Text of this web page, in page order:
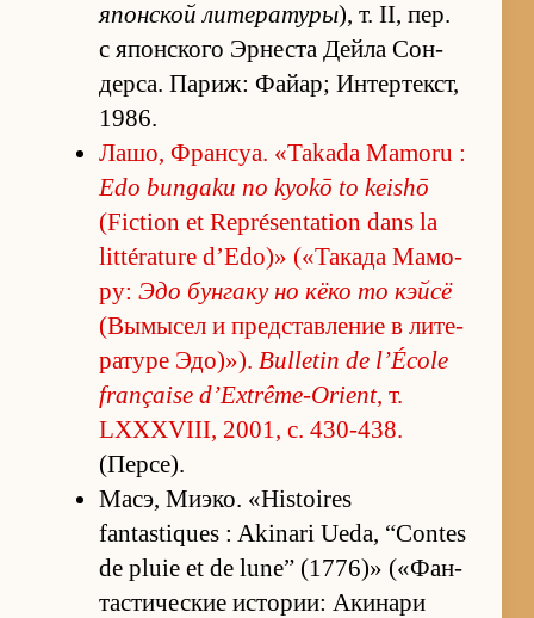
япон­ской ли­те­ра­туры), т. II, пер.
с япон­ского Эр­не­ста Дейла Сон­
дер­са. Па­риж: Файар; Ин­тер­текст,
1986.
Ла­шо, Фран­с­уа. «Takada Mamoru :
Edo bungaku no kyokō to keishō
(Fiction et Représentation dans la
littérature d’Edo)» («Та­када Ма­мо­
ру: Эдо бун­гаку но кёко то кэйсё
(Вы­мы­сел и пред­став­ле­ние в ли­те­
ра­туре Эдо)»). Bulletin de l’École
française d’Extrême-Orient, т.
LXXXVIII, 2001, с. 430-438.
(Пер­се).
Масэ, Ми­эко. «Histoires
fantastiques : Akinari Ueda, “Contes
de pluie et de lune” (1776)» («­Фан­
та­сти­че­ские ис­то­рии: Аки­нари